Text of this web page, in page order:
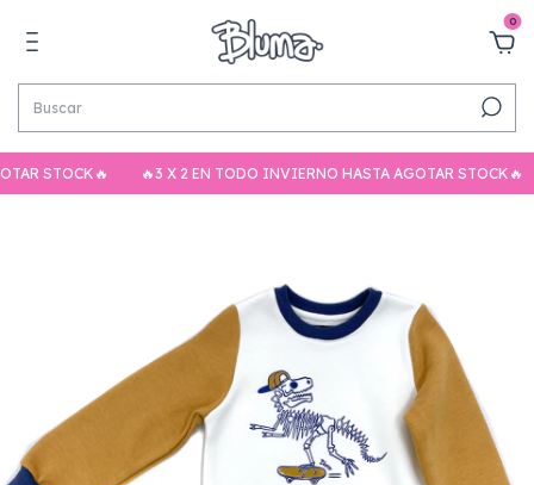
0
🔥3 X 2 EN TODO INVIERNO HASTA AGOTAR STOCK🔥